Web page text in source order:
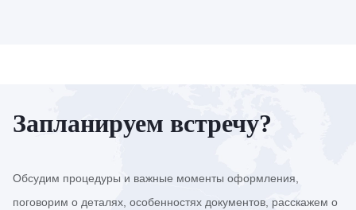
Запланируем встречу?
Обсудим процедуры и важные моменты оформления,
поговорим о деталях, особенностях документов, расскажем о